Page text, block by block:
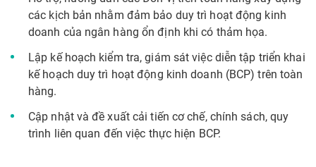
các kịch bản nhằm đảm bảo duy trì hoạt động kinh
doanh của ngân hàng ổn định khi có thảm họa.
Lập kế hoạch kiểm tra, giám sát việc diễn tập triển khai
kế hoạch duy trì hoạt động kinh doanh (BCP) trên toàn
hàng.
Cập nhật và đề xuất cải tiến cơ chế, chính sách, quy
trình liên quan đến việc thực hiện BCP.